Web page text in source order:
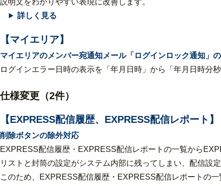
説明文をわかりやすい表現に改善します。
詳しく見る
【マイエリア】
マイエリアのメンバー宛通知メール「ログインロック通知」
ログインエラー日時の表示を「年月日時」から「年月日時分
仕様変更（2件）
【EXPRESS配信履歴、EXPRESS配信レポート】
削除ボタンの除外対応
EXPRESS配信履歴・EXPRESS配信レポートの一覧から
リストと封筒の設定がシステム内部に残ってしまい、配信設
このため、EXPRESS配信履歴・EXPRESS配信レポートの